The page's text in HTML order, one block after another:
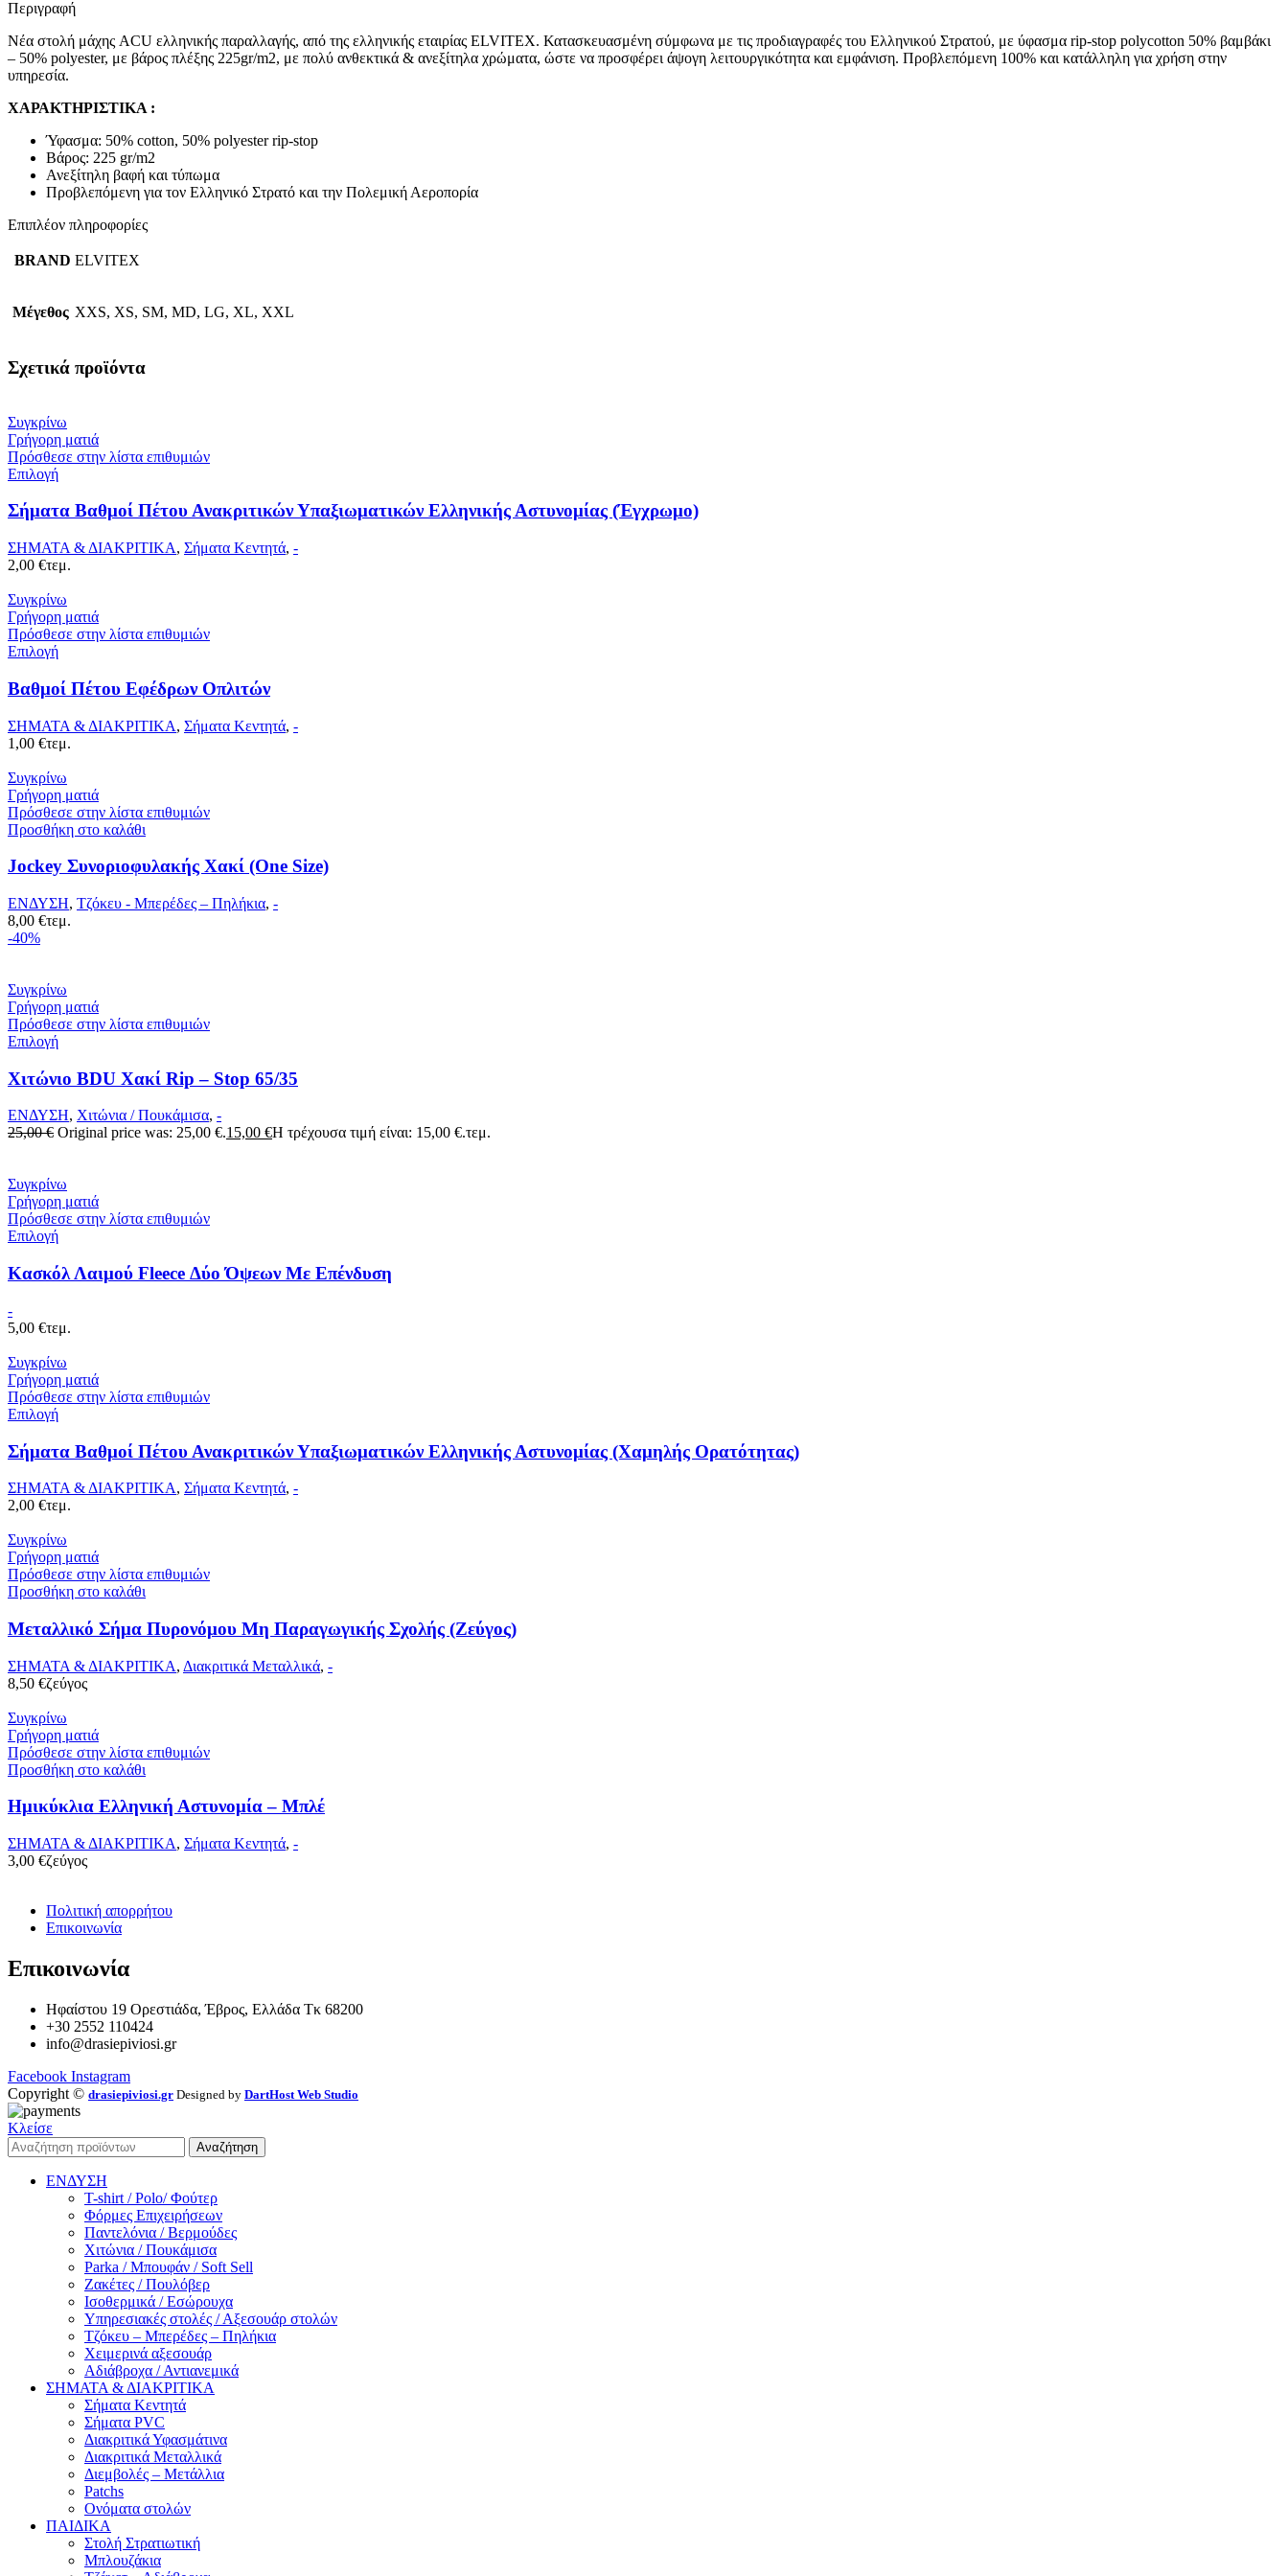
Περιγραφή
Νέα στολή μάχης ACU ελληνικής παραλλαγής, από της ελληνικής εταιρίας ELVITEX. Κατασκευασμένη σύμφωνα με τις προδιαγραφές του Ελληνικού Στρατού, με ύφασμα rip-stop polycotton 50% βαμβάκι
– 50% polyester, με βάρος πλέξης 225gr/m2, με πολύ ανθεκτικά & ανεξίτηλα χρώματα, ώστε να προσφέρει άψογη λειτουργικότητα και εμφάνιση. Προβλεπόμενη 100% και κατάλληλη για χρήση στην
υπηρεσία.
ΧΑΡΑΚΤΗΡΙΣΤΙΚΑ :
Ύφασμα: 50% cotton, 50% polyester rip-stop
Βάρος: 225 gr/m2
Ανεξίτηλη βαφή και τύπωμα
Προβλεπόμενη για τον Ελληνικό Στρατό και την Πολεμική Αεροπορία
Επιπλέον πληροφορίες
BRAND ELVITEX
Μέγεθος XXS, XS, SM, MD, LG, XL, XXL
Σχετικά προϊόντα
Συγκρίνω
Γρήγορη ματιά
Πρόσθεσε στην λίστα επιθυμιών
Επιλογή
Σήματα Βαθμοί Πέτου Ανακριτικών Υπαξιωματικών Ελληνικής Αστυνομίας (Έγχρωμο)
ΣΗΜΑΤΑ & ΔΙΑΚΡΙΤΙΚΑ, Σήματα Κεντητά, -
2,00 €τεμ.
Συγκρίνω
Γρήγορη ματιά
Πρόσθεσε στην λίστα επιθυμιών
Επιλογή
Βαθμοί Πέτου Εφέδρων Οπλιτών
ΣΗΜΑΤΑ & ΔΙΑΚΡΙΤΙΚΑ, Σήματα Κεντητά, -
1,00 €τεμ.
Συγκρίνω
Γρήγορη ματιά
Πρόσθεσε στην λίστα επιθυμιών
Προσθήκη στο καλάθι
Jockey Συνοριοφυλακής Χακί (One Size)
ΕΝΔΥΣΗ, Τζόκευ - Μπερέδες – Πηλήκια, -
8,00 €τεμ.
-40%
Συγκρίνω
Γρήγορη ματιά
Πρόσθεσε στην λίστα επιθυμιών
Επιλογή
Χιτώνιο BDU Χακί Rip – Stop 65/35
ΕΝΔΥΣΗ, Χιτώνια / Πουκάμισα, -
25,00€ Original price was: 25,00 €.15,00 €Η τρέχουσα τιμή είναι: 15,00 €.τεμ.
Συγκρίνω
Γρήγορη ματιά
Πρόσθεσε στην λίστα επιθυμιών
Επιλογή
Κασκόλ Λαιμού Fleece Δύο Όψεων Με Επένδυση
-
5,00 €τεμ.
Συγκρίνω
Γρήγορη ματιά
Πρόσθεσε στην λίστα επιθυμιών
Επιλογή
Σήματα Βαθμοί Πέτου Ανακριτικών Υπαξιωματικών Ελληνικής Αστυνομίας (Χαμηλής Ορατότητας)
ΣΗΜΑΤΑ & ΔΙΑΚΡΙΤΙΚΑ, Σήματα Κεντητά, -
2,00 €τεμ.
Συγκρίνω
Γρήγορη ματιά
Πρόσθεσε στην λίστα επιθυμιών
Προσθήκη στο καλάθι
Μεταλλικό Σήμα Πυρονόμου Μη Παραγωγικής Σχολής (Ζεύγος)
ΣΗΜΑΤΑ & ΔΙΑΚΡΙΤΙΚΑ, Διακριτικά Μεταλλικά, -
8,50 €ζεύγος
Συγκρίνω
Γρήγορη ματιά
Πρόσθεσε στην λίστα επιθυμιών
Προσθήκη στο καλάθι
Ημικύκλια Ελληνική Αστυνομία – Μπλέ
ΣΗΜΑΤΑ & ΔΙΑΚΡΙΤΙΚΑ, Σήματα Κεντητά, -
3,00 €ζεύγος
Πολιτική απορρήτου
Επικοινωνία
Επικοινωνία
Ηφαίστου 19 Ορεστιάδα, Έβρος, Ελλάδα Τκ 68200
+30 2552 110424
info@drasiepiviosi.gr
Facebook Instagram
Copyright © drasiepiviosi.gr Designed by DartHost Web Studio
Κλείσε
Αναζήτηση
ΕΝΔΥΣΗ
T-shirt / Polo/ Φούτερ
Φόρμες Επιχειρήσεων
Παντελόνια / Βερμούδες
Χιτώνια / Πουκάμισα
Parka / Μπουφάν / Soft Sell
Ζακέτες / Πουλόβερ
Ισοθερμικά / Εσώρουχα
Υπηρεσιακές στολές / Αξεσουάρ στολών
Τζόκευ – Μπερέδες – Πηλήκια
Χειμερινά αξεσουάρ
Αδιάβροχα / Αντιανεμικά
ΣΗΜΑΤΑ & ΔΙΑΚΡΙΤΙΚΑ
Σήματα Κεντητά
Σήματα PVC
Διακριτικά Υφασμάτινα
Διακριτικά Μεταλλικά
Διεμβολές – Μετάλλια
Patchs
Ονόματα στολών
ΠΑΙΔΙΚΑ
Στολή Στρατιωτική
Μπλουζάκια